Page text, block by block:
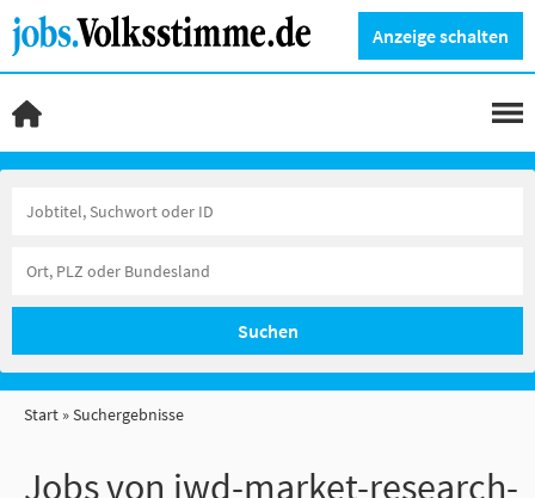
Anzeige schalten
Suchen
Start Suchergebnisse
Jobs von iwd-market-research-